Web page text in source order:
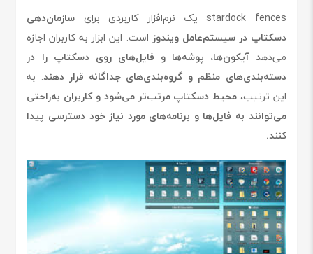
stardock fences یک نرم‌افزار کاربردی برای
سازمان‌دهی
دسکتاپ در سیستم‌عامل ویندوز است. این ابزار به کاربران اجازه
می‌دهدآیکون‌ها، پوشه‌ها و فایل‌های روی دسکتاپ را در
دسته‌بندی‌های منظم و گروه‌بندی‌های جداگانه قرار دهند. به
این ترتیب، محیط دسکتاپ مرتب‌تر می‌شود و کاربران به‌راحتی
می‌توانند به فایل‌ها و برنامه‌های مورد نیاز خود دسترسی پیدا
کنند.